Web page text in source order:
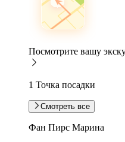
Посмотрите вашу
1 Точка посадки
Смотреть все
Фан Пирс Марина